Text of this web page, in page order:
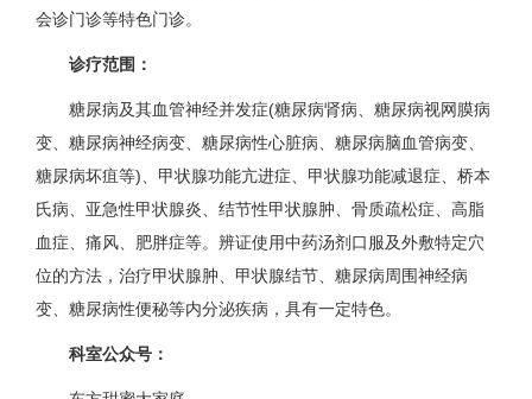
会诊门诊等特色门诊。
诊疗范围：
糖尿病及其血管神经并发症(糖尿病肾病、糖尿病视网膜病
变、糖尿病神经病变、糖尿病性心脏病、糖尿病脑血管病变、
糖尿病坏疽等)、甲状腺功能亢进症、甲状腺功能减退症、桥本
氏病、亚急性甲状腺炎、结节性甲状腺肿、骨质疏松症、高脂
血症、痛风、肥胖症等。辨证使用中药汤剂口服及外敷特定穴
位的方法，治疗甲状腺肿、甲状腺结节、糖尿病周围神经病
变、糖尿病性便秘等内分泌疾病，具有一定特色。
科室公众号：